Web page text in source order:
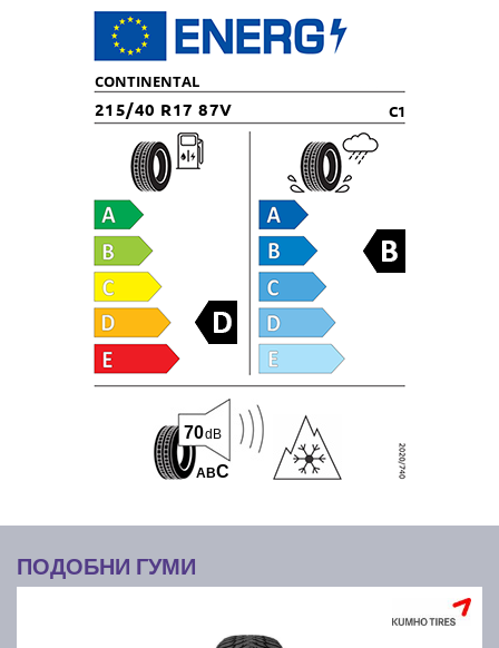
CONTINENTAL
215/40 R17 87V C1
ABC
70dB
ПОДОБНИ ГУМИ